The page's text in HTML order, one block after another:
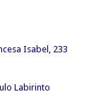
Isabel, 233
Labirinto